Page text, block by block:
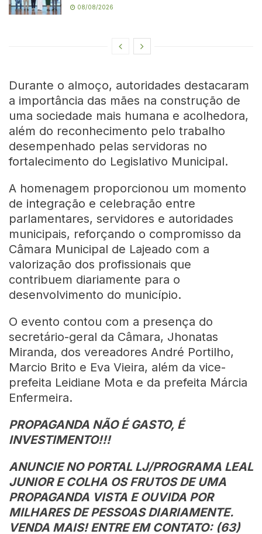
08/08/2026
Durante o almoço, autoridades destacaram
a importância das mães na construção de
uma sociedade mais humana e acolhedora,
além do reconhecimento pelo trabalho
desempenhado pelas servidoras no
fortalecimento do Legislativo Municipal.
A homenagem proporcionou um momento
de integração e celebração entre
parlamentares, servidores e autoridades
municipais, reforçando o compromisso da
Câmara Municipal de Lajeado com a
valorização dos profissionais que
contribuem diariamente para o
desenvolvimento do município.
O evento contou com a presença do
secretário-geral da Câmara, Jhonatas
Miranda, dos vereadores André Portilho,
Marcio Brito e Eva Vieira, além da vice-
prefeita Leidiane Mota e da prefeita Márcia
Enfermeira.
PROPAGANDA NÃO É GASTO, É
INVESTIMENTO!!!
ANUNCIE NO PORTAL LJ/PROGRAMA LEAL
JUNIOR E COLHA OS FRUTOS DE UMA
PROPAGANDA VISTA E OUVIDA POR
MILHARES DE PESSOAS DIARIAMENTE.
VENDA MAIS! ENTRE EM CONTATO: (63)